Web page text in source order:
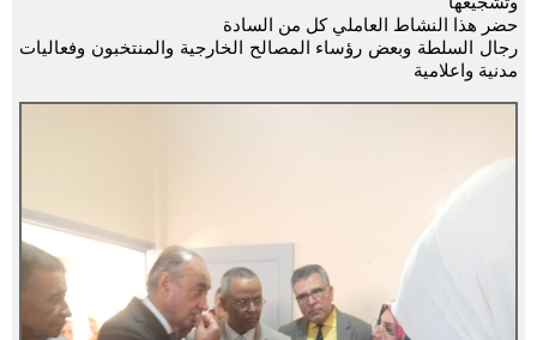
حضر هذا النشاط العاملي كل من السادة
رجال السلطة وبعض رؤساء المصالح الخارجية والمنتخبون وفعاليات
مدنية واعلامية